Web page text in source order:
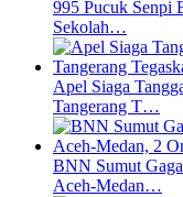
995 Pucuk Senpi
Sekolah…
Apel Siaga
Tangerang T…
BNN Sumut
Aceh-Medan…